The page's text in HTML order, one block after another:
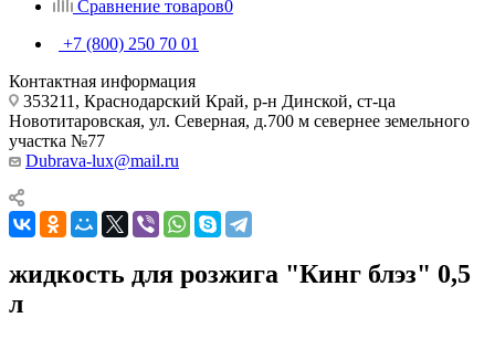
Сравнение товаров0
+7 (800) 250 70 01
Контактная информация
353211, Краснодарский Край, р-н Динской, ст-ца
Новотитаровская, ул. Северная, д.700 м севернее земельного
участка №77
Dubrava-lux@mail.ru
жидкость для розжига "Кинг блэз" 0,5
л